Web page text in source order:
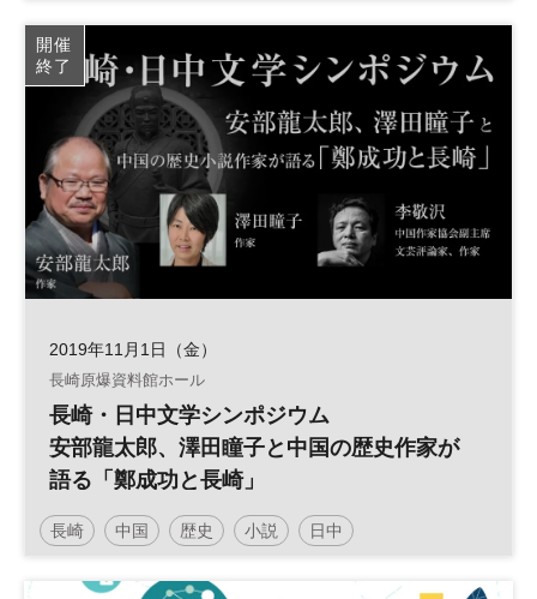
健康経営
開催
終了
2019年11月1日（金）
長崎原爆資料館ホール
長崎・日中文学シンポジウム
安部龍太郎、澤田瞳子と中国の歴史作家が
語る「鄭成功と長崎」
長崎 中国 歴史 小説 日中